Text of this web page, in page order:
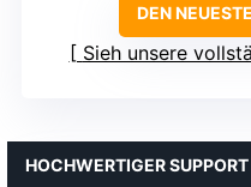
DEN
Sieh unsere
HOCHWERTIGER SUPPORT